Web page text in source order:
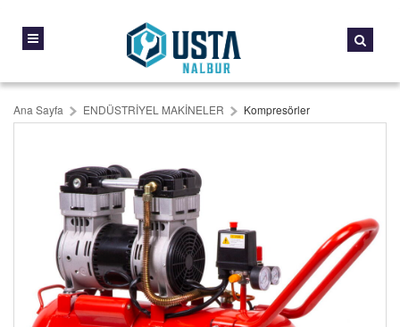
Ana Sayfa ENDÜSTRİYEL MAKİNELER Kompresörler